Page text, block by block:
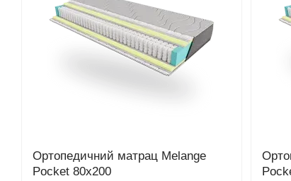
Ортопедичний матрац Melange
Pocket 80x200